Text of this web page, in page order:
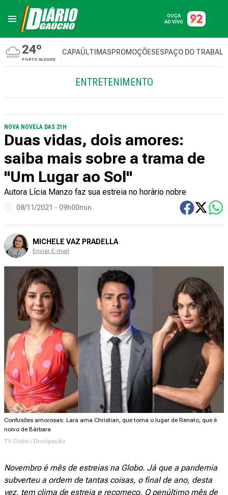
OUÇA
AO VIVO
24º
PORTO ALEGRE
CAPAÚLTIMASPROMOÇÕESESPAÇO DO
ENTRETENIMENTO
NOVA NOVELA DAS 21H
Duas vidas, dois amores:
saiba mais sobre a trama de
"Um Lugar ao Sol"
Autora Lícia Manzo faz sua estreia no horário nobre
08/11/2021 - 09h00min
MICHELE VAZ PRADELLA
Enviar E-mail
Confusões amorosas: Lara ama Christian, que toma o lugar de Renato, que é
noivo de Bárbara
TV Globo / Divulgação
Novembro é mês de estreias na Globo. Já que a pandemia
subverteu a ordem de tantas coisas, o final de ano, desta
vez, tem clima de estreia e recomeço. O penúltimo mês de